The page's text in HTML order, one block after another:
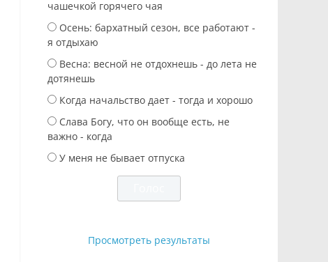
чашечкой горячего чая
Осень: бархатный сезон, все работают -
я отдыхаю
Весна: весной не отдохнешь - до лета не
дотянешь
Когда начальство дает - тогда и хорошо
Слава Богу, что он вообще есть, не
важно - когда
У меня не бывает отпуска
Просмотреть результаты